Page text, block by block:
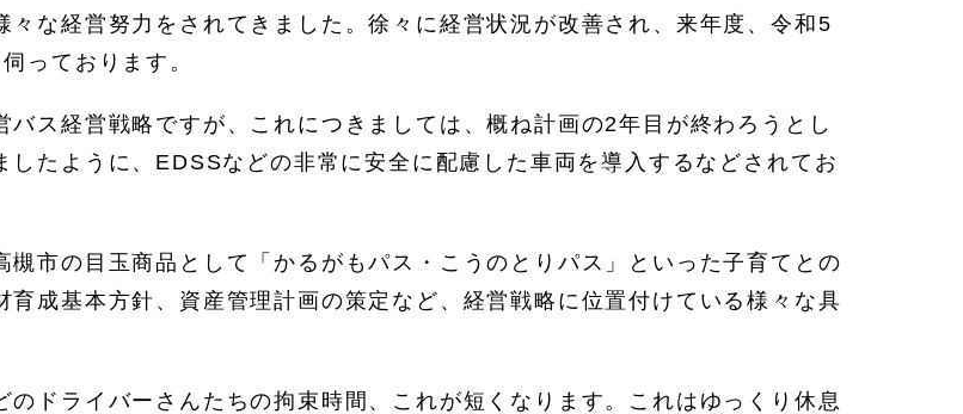
な経営努力をされてきました。徐々に経営状況が改善され、来年度、令和5
っております。
ス経営戦略ですが、これにつきましては、概ね計画の2年目が終わろうとし
たように、EDSSなどの非常に安全に配慮した車両を導入するなどされてお
市の目玉商品として「かるがもパス・こうのとりパス」といった子育てとの
成基本方針、資産管理計画の策定など、経営戦略に位置付けている様々な具
ドライバーさんたちの拘束時間、これが短くなります。これはゆっくり休息